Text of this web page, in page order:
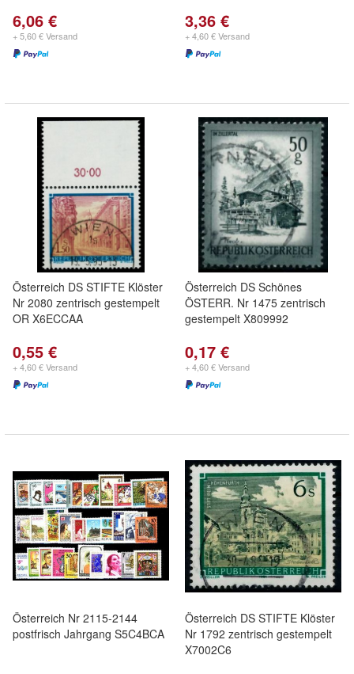
6,06 €
+ 5,60 € Versand
3,36 €
+ 4,60 € Versand
Österreich DS STIFTE Klöster
Nr 2080 zentrisch gestempelt
OR X6ECCAA
0,55 €
+ 4,60 € Versand
Österreich DS Schönes
ÖSTERR. Nr 1475 zentrisch
gestempelt X809992
0,17 €
+ 4,60 € Versand
Österreich Nr 2115-2144
postfrisch Jahrgang S5C4BCA
Österreich DS STIFTE Klöster
Nr 1792 zentrisch gestempelt
X7002C6